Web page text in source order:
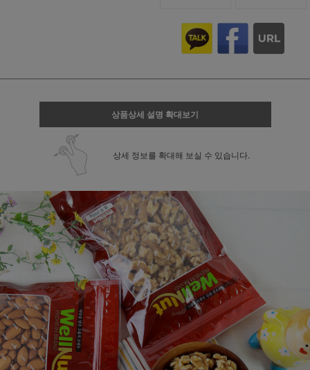
상품상세 설명 확대보기
상세 정보를 확대해 보실 수 있습니다.